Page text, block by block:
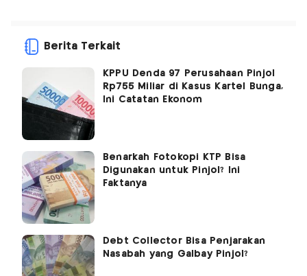
Berita Terkait
KPPU Denda 97 Perusahaan Pinjol
Rp755 Miliar di Kasus Kartel Bunga,
Ini Catatan Ekonom
Benarkah Fotokopi KTP Bisa
Digunakan untuk Pinjol? Ini
Faktanya
Debt Collector Bisa Penjarakan
Nasabah yang Galbay Pinjol?